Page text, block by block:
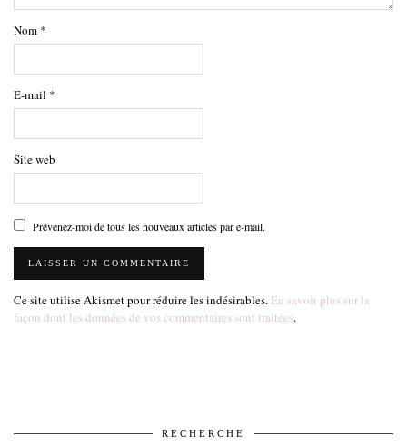
Nom *
E-mail *
Site web
Prévenez-moi de tous les nouveaux articles par e-mail.
Ce site utilise Akismet pour réduire les indésirables. En savoir plus sur la
façon dont les données de vos commentaires sont traitées.
RECHERCHE